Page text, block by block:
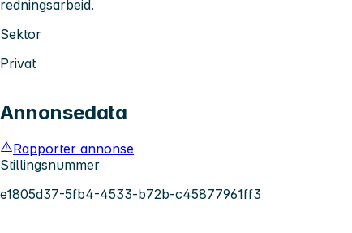
redningsarbeid.
Sektor
Privat
Annonsedata
Rapporter annonse
Stillingsnummer
e1805d37-5fb4-4533-b72b-c45877961ff3